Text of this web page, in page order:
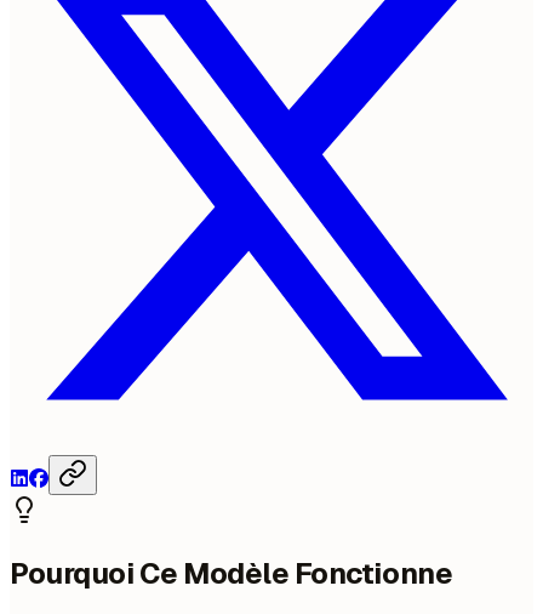
Pourquoi Ce Modèle Fonctionne